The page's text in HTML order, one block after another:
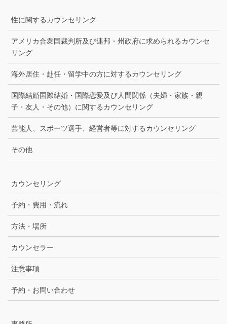
性に関するカウンセリング
アメリカ合衆国裁判所及び連邦・州政府に求められるカウンセ
リング
海外居住・赴任・留学中の方に対するカウンセリング
国際結婚国際結婚・国際恋愛及び人間関係（夫婦・家族・親
子・友人・その他）に関するカウンセリング
芸能人、スポーツ選手、経営者等に対するカウンセリング
その他
カウンセリング
予約・費用・流れ
方法・場所
カウンセラー
注意事項
予約・お問い合わせ